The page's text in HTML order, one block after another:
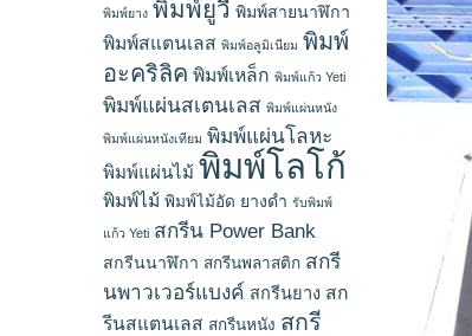
พิมพ์ยาง พิมพ์ยูวี พิมพ์สายนาฬิกา
พิมพ์สแตนเลส พิมพ์อลูมิเนียม พิมพ์
อะคริลิค พิมพ์เหล็ก พิมพ์แก้ว Yeti
พิมพ์แผ่นสเตนเลส พิมพ์แผ่นหนัง
พิมพ์แผ่นหนังเทียม พิมพ์แผ่นโลหะ
พิมพ์แผ่นไม้ พิมพ์โลโก้
พิมพ์ไม้ พิมพ์ไม้อัด ยางดำ รับพิมพ์
แก้ว Yeti สกรีน Power Bank
สกรีนนาฬิกา สกรีนพลาสติก สกรี
นพาวเวอร์แบงค์ สกรีนยาง สก
รีนสแตนเลส สกรีนหนัง สกรี